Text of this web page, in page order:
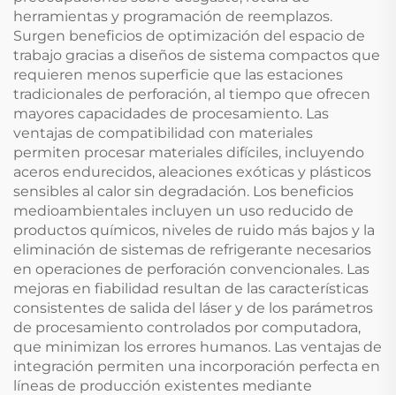
herramientas y programación de reemplazos.
Surgen beneficios de optimización del espacio de
trabajo gracias a diseños de sistema compactos que
requieren menos superficie que las estaciones
tradicionales de perforación, al tiempo que ofrecen
mayores capacidades de procesamiento. Las
ventajas de compatibilidad con materiales
permiten procesar materiales difíciles, incluyendo
aceros endurecidos, aleaciones exóticas y plásticos
sensibles al calor sin degradación. Los beneficios
medioambientales incluyen un uso reducido de
productos químicos, niveles de ruido más bajos y la
eliminación de sistemas de refrigerante necesarios
en operaciones de perforación convencionales. Las
mejoras en fiabilidad resultan de las características
consistentes de salida del láser y de los parámetros
de procesamiento controlados por computadora,
que minimizan los errores humanos. Las ventajas de
integración permiten una incorporación perfecta en
líneas de producción existentes mediante